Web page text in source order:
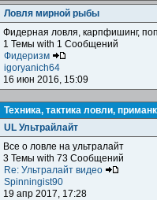
Ловля мирной рыбы
Фидерная ловля, карпфишинг,
1 Темы with 1 Сообщений
Фидеризм
igoryanich64
16 июн 2016, 15:09
Техника, тактика ловли,
UL Ультрайлайт
Все о ловле на ультралайт
3 Темы with 73 Сообщений
Re: Ультралайт видео
Spinningist90
19 апр 2017, 17:28